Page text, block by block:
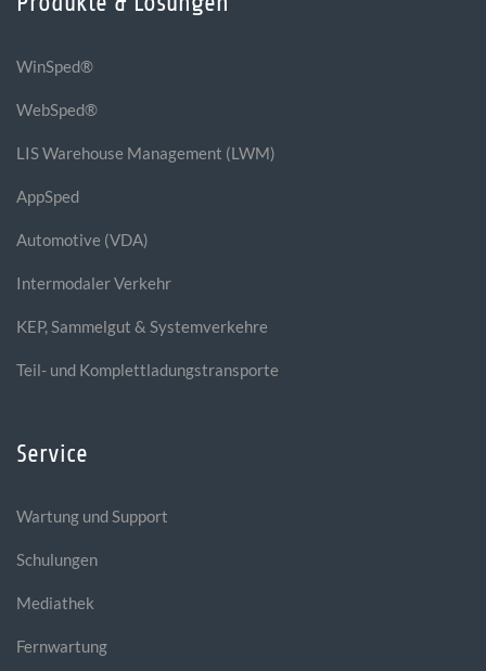
WinSped®
WebSped®
LIS Warehouse Management (LWM)
AppSped
Automotive (VDA)
Intermodaler Verkehr
KEP, Sammelgut & Systemverkehre
Teil- und Komplettladungstransporte
Service
Wartung und Support
Schulungen
Mediathek
Fernwartung